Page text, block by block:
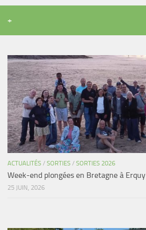
+
ACTUALITÉS / SORTIES / SORTIES 2026
Week-end plongées en Bretagne à Erquy
25 JUIN, 2026